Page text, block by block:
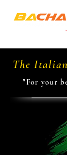
The
"For your